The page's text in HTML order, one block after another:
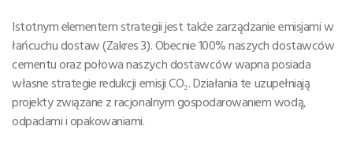
Istotnym elementem strategii jest także zarządzanie emisjami w
łańcuchu dostaw (Zakres 3). Obecnie 100% naszych dostawców
cementu oraz połowa naszych dostawców wapna posiada
własne strategie redukcji emisji CO₂. Działania te uzupełniają
projekty związane z racjonalnym gospodarowaniem wodą,
odpadami i opakowaniami.